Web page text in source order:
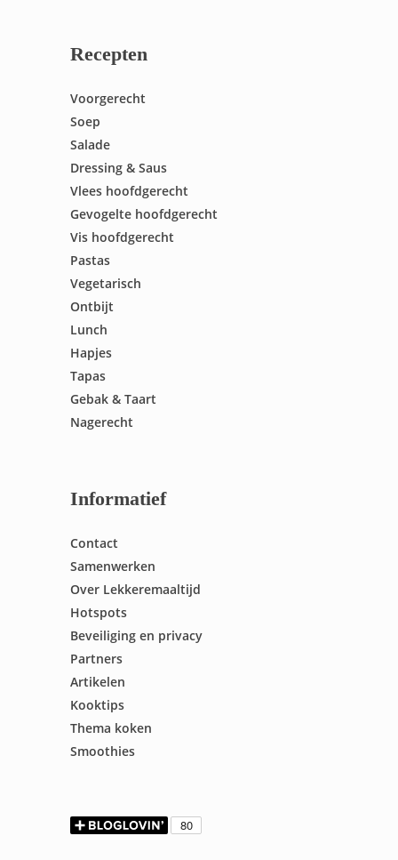
Recepten
Voorgerecht
Soep
Salade
Dressing & Saus
Vlees hoofdgerecht
Gevogelte hoofdgerecht
Vis hoofdgerecht
Pastas
Vegetarisch
Ontbijt
Lunch
Hapjes
Tapas
Gebak & Taart
Nagerecht
Informatief
Contact
Samenwerken
Over Lekkeremaaltijd
Hotspots
Beveiliging en privacy
Partners
Artikelen
Kooktips
Thema koken
Smoothies